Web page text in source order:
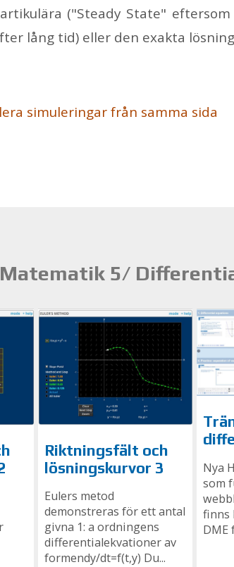
("Ste­a­dy Sta­te"
lång tid) el­ler den ex­ak­ta
si­mu­le­ring­ar från sam­ma sida
5/
Riktningsfält och
lösningskurvor 3
Eulers metod
demonstreras för ett antal
givna 1: a ordningens
differentialekvationer av
formendy/dt=f(t,y) Du...
Nya
som
finns
DME